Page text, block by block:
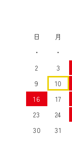
日 月
・
・
2
3
9
10
16
17
23
24
30
31